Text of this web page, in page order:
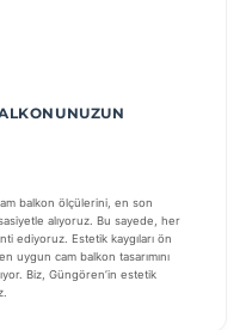
balkon ölçülerini, en son
alıyoruz. Bu sayede, her
ediyoruz. Estetik kaygıları ön
uygun cam balkon tasarımını
Biz, Güngören’in estetik